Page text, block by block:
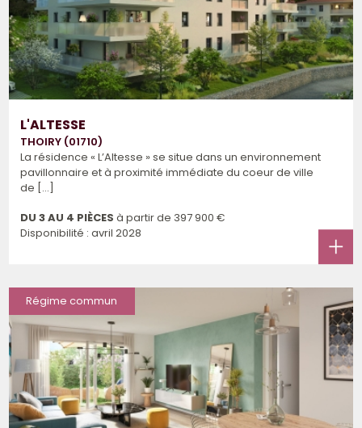
L'ALTESSE
THOIRY (01710)
La résidence « L’Altesse » se situe dans un environnement
pavillonnaire et à proximité immédiate du coeur de ville
de [...]
DU 3 AU 4 PIÈCES à partir de 397 900 €
Disponibilité : avril 2028
Régime commun